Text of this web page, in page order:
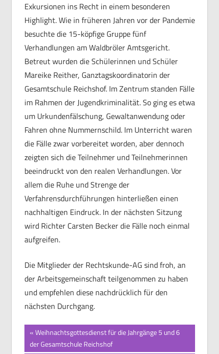
Exkursionen ins Recht in einem besonderen
Highlight. Wie in früheren Jahren vor der Pandemie
besuchte die 15-köpfige Gruppe fünf
Verhandlungen am Waldbröler Amtsgericht.
Betreut wurden die Schülerinnen und Schüler
Mareike Reither, Ganztagskoordinatorin der
Gesamtschule Reichshof. Im Zentrum standen Fälle
im Rahmen der Jugendkriminalität. So ging es etwa
um Urkundenfälschung, Gewaltanwendung oder
Fahren ohne Nummernschild. Im Unterricht waren
die Fälle zwar vorbereitet worden, aber dennoch
zeigten sich die Teilnehmer und Teilnehmerinnen
beeindruckt von den realen Verhandlungen. Vor
allem die Ruhe und Strenge der
Verfahrensdurchführungen hinterließen einen
nachhaltigen Eindruck. In der nächsten Sitzung
wird Richter Carsten Becker die Fälle noch einmal
aufgreifen.
Die Mitglieder der Rechtskunde-AG sind froh, an
der Arbeitsgemeinschaft teilgenommen zu haben
und empfehlen diese nachdrücklich für den
nächsten Durchgang.
Beitragsnavigation
Vorheriger
Beitrag:
Weihnachtsgottesdienst für die Jahrgänge 5 und 6
der Gesamtschule Reichshof